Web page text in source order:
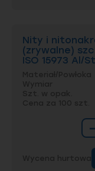
dostosowany
Różnorodność
dostosować nit
ale i
do minimum.
w
korozyjności C2.
Nity i
(zrywalne)
ISO 15973 Al/